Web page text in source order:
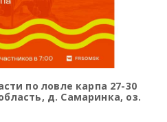
по ловле карпа 27-30
д. Самаринка, оз.